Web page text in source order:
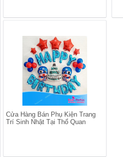
Cửa Hàng Bán Phụ Kiện Trang
Trí Sinh Nhật Tại Thổ Quan